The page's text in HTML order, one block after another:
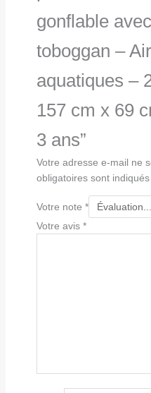
gonflable
toboggan –
aquatiques –
157 cm x 69
3 ans”
Votre adresse e-mail ne
obligatoires sont
Votre note *
Votre avis *